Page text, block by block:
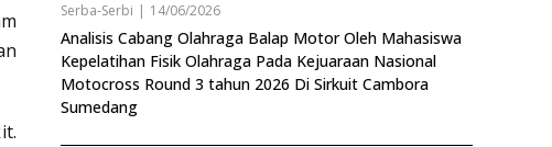
Serba-Serbi | 14/06/2026
Analisis Cabang Olahraga Balap Motor Oleh Mahasiswa
Kepelatihan Fisik Olahraga Pada Kejuaraan Nasional
Motocross Round 3 tahun 2026 Di Sirkuit Cambora
Sumedang